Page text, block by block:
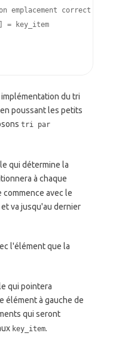
emplacement correct
=
key_item
du tri
poussant les petits
tri par
qui détermine la
à chaque
avec le
va jusqu'au dernier
l'élément que la
qui pointera
élément à gauche de
qui seront
key_item.